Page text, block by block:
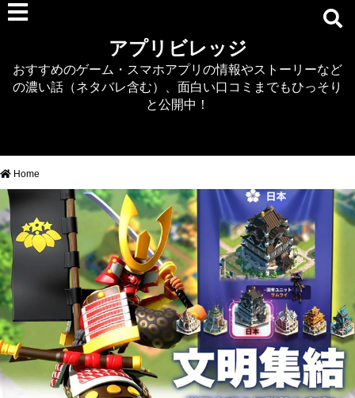
デタリキZ
アナザーエデン
RTS/MOBA
アクション
シミュレーション
牧場婚活
DEAD OR ALIVE XVV
パズル/クイズ
ノベル
おすすめ
アプリビレッジ
おすすめのゲーム・スマホアプリの情報やストーリーなど
の濃い話（ネタバレ含む）、面白い口コミまでもひっそり
と公開中！
Home